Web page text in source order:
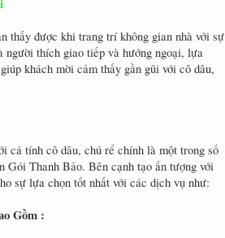
thấy được khi trang trí không gian nhà với sự
người thích giao tiếp và hướng ngoại, lựa
khách mời cảm thấy gần gũi với cô dâu,
cá tính cô dâu, chú rể chính là một trong số
Thanh Bảo. Bên cạnh tạo ấn tượng với
sự lựa chọn tốt nhất với các dịch vụ như:
Gồm :